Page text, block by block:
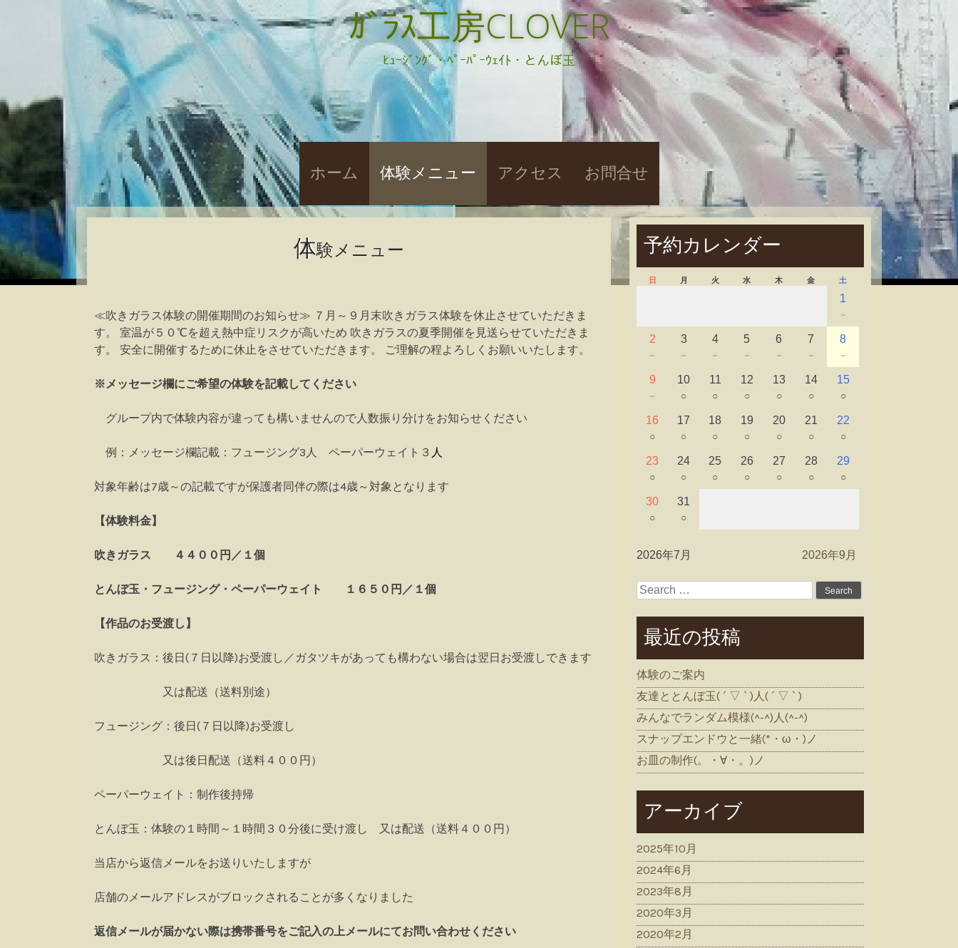
ｶﾞﾗｽ工房CLOVER
ﾋｭｰｼﾞﾝｸﾞ・ﾍﾟｰﾊﾟｰｳｪｲﾄ・とんぼ玉
Skip
content
ホーム 体験メニュー アクセス お問合せ
体験メニュー
≪吹きガラス体験の開催期間のお知らせ≫ ７月～９月末吹きガラス体験を休止させていただきま
す。 室温が５０℃を超え熱中症リスクが高いため 吹きガラスの夏季開催を見送らせていただきま
す。 安全に開催するために休止をさせていただきます。 ご理解の程よろしくお願いいたします。
※メッセージ欄にご希望の体験を記載してください
グループ内で体験内容が違っても構いませんので人数振り分けをお知らせください
例：メッセージ欄記載：フュージング3人 ペーパーウェイト３ 人
対象年齢は7歳～の記載ですが保護者同伴の際は4歳～対象となります
【体験料金】
吹きガラス ４４００円／１個
とんぼ玉・フュージング・ペーパーウェイト １６５０円／１個
【作品のお受渡し】
吹きガラス：後日(７日以降)お受渡し／ガタツキがあっても構わない場合は翌日お受渡しできます
又は配送（送料別途）
フュージング：後日(７日以降)お受渡し
又は後日配送（送料４００円）
ペーパーウェイト：制作後持帰
とんぼ玉：体験の１時間～１時間３０分後に受け渡し 又は配送（送料４００円）
当店から返信メールをお送りいたしますが
店舗のメールアドレスがブロックされることが多くなりました
返信メールが届かない際は携帯番号をご記入の上メールにてお問い合わせください
予約カレンダー
日 月 火 水 木 金 土
1
－
2
－
3
－
4
－
5
－
6
－
7
－
8
－
9
－
10
○
11
○
12
○
13
○
14
○
15
○
16
○
17
○
18
○
19
○
20
○
21
○
22
○
23
○
24
○
25
○
26
○
27
○
28
○
29
○
30
○
31
○
2026年7月 2026年9月
Search
最近の投稿
体験のご案内
友達ととんぼ玉( ´ ▽ ` )人( ´ ▽ ` )
みんなでランダム模様(^-^)人(^-^)
スナップエンドウと一緒(*・ω・)ノ
お皿の制作(。・∀・。)ノ
アーカイブ
2025年10月
2024年6月
2023年8月
2020年3月
2020年2月